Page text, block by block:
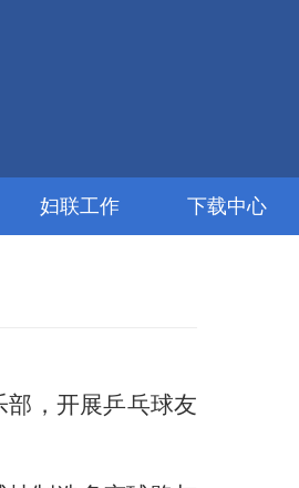
妇联工作 下载中心
，开展乒乓球友